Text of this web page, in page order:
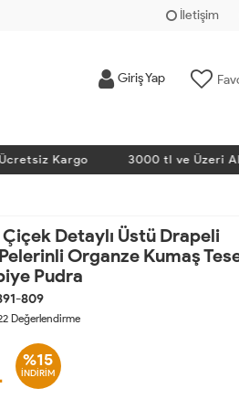
İletişim
Giriş Yap
Kargo 3000 tl ve Üzeri
Detaylı Üstü Drapeli
Organze Kumaş
Pudra
809
Değerlendirme
%15
İNDİRİM